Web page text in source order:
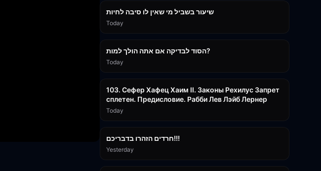
שיעור בשביל מי שאין לו סיבה לחיות
Today
הסוד לבדיקה אם אתה הולך למות?
Today
103. Сефер Хафец Хаим II. Законы Рехилус Запрет
сплетен. Предисловие. Рабби Лев Лэйб Лернер
Today
חרדים הזהרו בדבריכם!!!
Yesterday